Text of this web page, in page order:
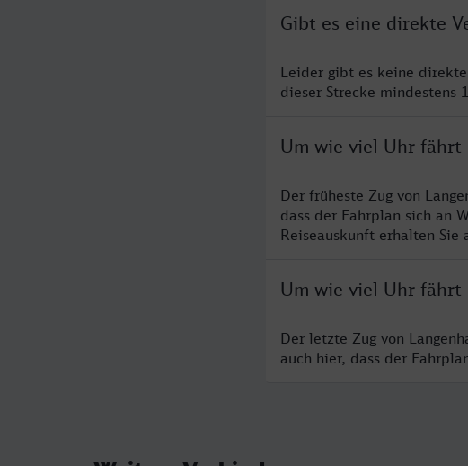
Gibt es eine direkte
Leider gibt es keine direkte
dieser Strecke mindestens
Um wie viel Uhr fährt
Der früheste Zug von
dass der Fahrplan sich an
Reiseauskunft erhalten
Um wie viel Uhr fährt
Der letzte Zug von
auch hier, dass der